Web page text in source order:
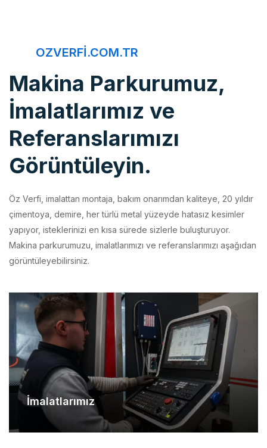
Makina Parkurumuz,
İmalatlarımız ve
Referanslarımızı
Görüntüleyin.
Öz Verfi, imalattan montaja, bakım onarımdan kaliteye, 20 yıldır
yapıyor, isteklerinizi en kısa sürede sizlerle buluşturuyor.
Makina parkurumuzu, imalatlarımızı ve referanslarımızı aşağıdan
görüntüleyebilirsiniz.
İmalatlarımız